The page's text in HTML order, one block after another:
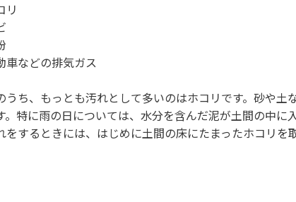
リ
車などの排気ガス
うち、もっとも汚れとして多いのはホコリです。砂や土
。特に雨の日については、水分を含んだ泥が土間の中に
をするときには、はじめに土間の床にたまったホコリを